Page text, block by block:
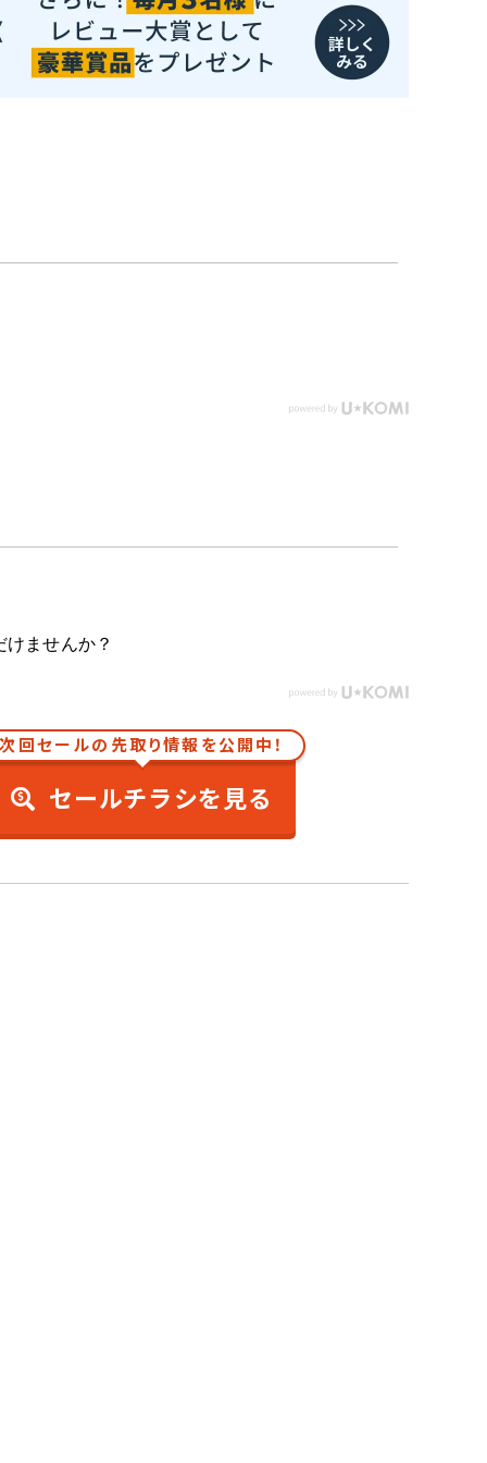
ませんか？
次回セールの先取り情報を公開中！
セールチラシを見る